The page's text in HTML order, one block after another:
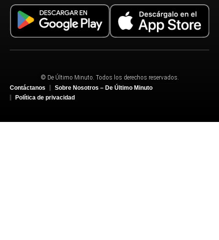
© De Último Minuto. Todos los derechos reservados.
Contáctanos
Sobre Nosotros – De Último Minuto
Política de privacidad